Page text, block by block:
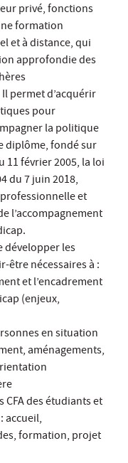
privé, fonctions
formation
et à distance, qui
approfondie des
permet d’acquérir
pour
la politique
diplôme, fondé sur
11 février 2005, la loi
du 7 juin 2018,
et
l’accompagnement
développer les
être nécessaires à :
et l’encadrement
(enjeux,
en situation
aménagements,
des étudiants et
accueil,
formation, projet